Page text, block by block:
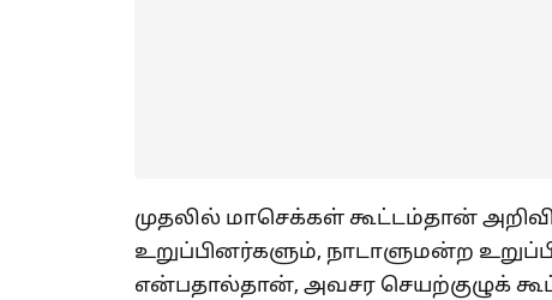
முதலில் மாசெக்கள் கூட்டம்தான்
உறுப்பினர்களும், நாடாளுமன்ற
என்பதால்தான், அவசர செயற்குழுக்